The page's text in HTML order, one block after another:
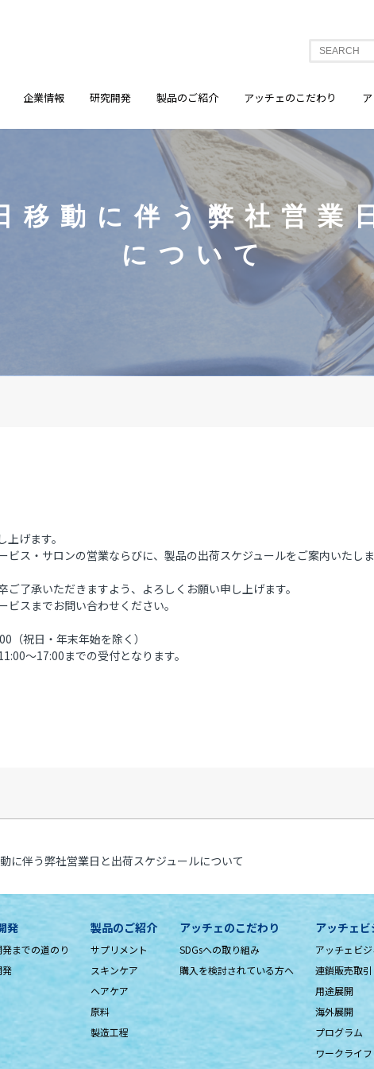
企業情報 研究開発 製品のご紹介 アッチェのこだわり
移動に伴う弊社営
について
げます。
ス・サロンの営業ならびに、製品の出荷スケジュールをご案内いたし
了承いただきますよう、よろしくお願い申し上げます。
スまでお問い合わせください。
祝日・年末年始を除く）
～17:00までの受付となります。
に伴う弊社営業日と出荷スケジュールについて
発
までの道のり
発
製品のご紹介
サプリメント
スキンケア
ヘアケア
原料
製造工程
アッチェのこだわり
SDGsへの取り組み
購入を検討されている方へ
アッチェ
アッチェビ
連鎖販売取引
用途展開
海外展開
プログラム
ワークライフ